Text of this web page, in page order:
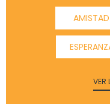
AMISTAD
VER